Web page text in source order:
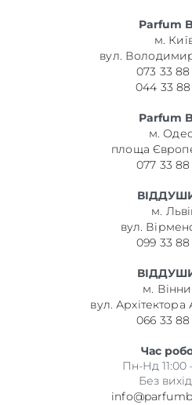
Parfum
м.
вул.
073 33
044 33
Parfum
м.
площа
077 33
м.
вул.
099 33
м.
вул. Архітектора
066 33
Час
Пн-Нд 11:00
Без